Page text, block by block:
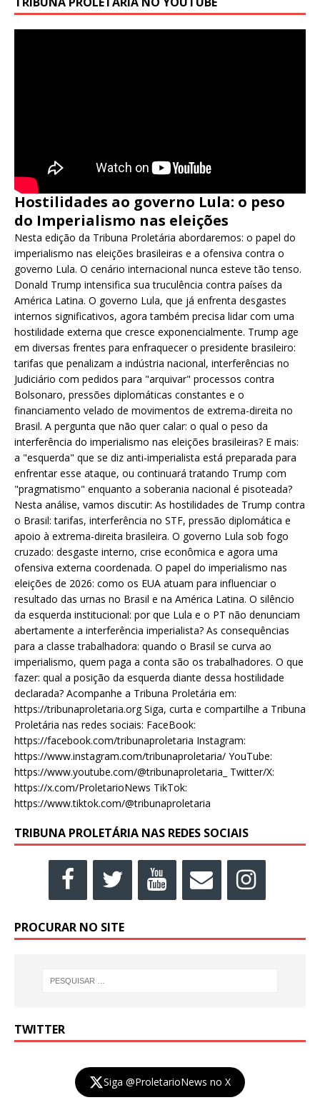
Hostilidades ao governo Lula: o peso
do Imperialismo nas eleições
Nesta edição da Tribuna Proletária abordaremos: o papel do
imperialismo nas eleições brasileiras e a ofensiva contra o
governo Lula. O cenário internacional nunca esteve tão tenso.
Donald Trump intensifica sua truculência contra países da
América Latina. O governo Lula, que já enfrenta desgastes
internos significativos, agora também precisa lidar com uma
hostilidade externa que cresce exponencialmente. Trump age
em diversas frentes para enfraquecer o presidente brasileiro:
tarifas que penalizam a indústria nacional, interferências no
Judiciário com pedidos para "arquivar" processos contra
Bolsonaro, pressões diplomáticas constantes e o
financiamento velado de movimentos de extrema-direita no
Brasil. A pergunta que não quer calar: o qual o peso da
interferência do imperialismo nas eleições brasileiras? E mais:
a "esquerda" que se diz anti-imperialista está preparada para
enfrentar esse ataque, ou continuará tratando Trump com
"pragmatismo" enquanto a soberania nacional é pisoteada?
Nesta análise, vamos discutir: As hostilidades de Trump contra
o Brasil: tarifas, interferência no STF, pressão diplomática e
apoio à extrema-direita brasileira. O governo Lula sob fogo
cruzado: desgaste interno, crise econômica e agora uma
ofensiva externa coordenada. O papel do imperialismo nas
eleições de 2026: como os EUA atuam para influenciar o
resultado das urnas no Brasil e na América Latina. O silêncio
da esquerda institucional: por que Lula e o PT não denunciam
abertamente a interferência imperialista? As consequências
para a classe trabalhadora: quando o Brasil se curva ao
imperialismo, quem paga a conta são os trabalhadores. O que
fazer: qual a posição da esquerda diante dessa hostilidade
declarada? Acompanhe a Tribuna Proletária em:
https://tribunaproletaria.org Siga, curta e compartilhe a Tribuna
Proletária nas redes sociais: FaceBook:
https://facebook.com/tribunaproletaria Instagram:
https://www.instagram.com/tribunaproletaria/ YouTube:
https://www.youtube.com/@tribunaproletaria_ Twitter/X:
https://x.com/ProletarioNews TikTok:
https://www.tiktok.com/@tribunaproletaria
TRIBUNA PROLETÁRIA NAS REDES SOCIAIS
PROCURAR NO SITE
TWITTER
Siga @ProletarioNews no X